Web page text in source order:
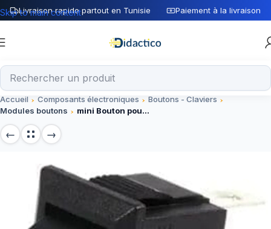
Livraison rapide partout en Tunisie Paiement à la livraison
Skip to main content
Accueil Composants électroniques
Boutons - Claviers
Modules boutons
mini Bouton poussoir PBS-17A 10 mm ON-OFF auto-verrouillant